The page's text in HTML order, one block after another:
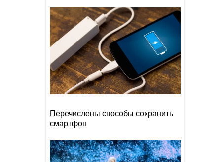
Перечислены способы сохранить
смартфон